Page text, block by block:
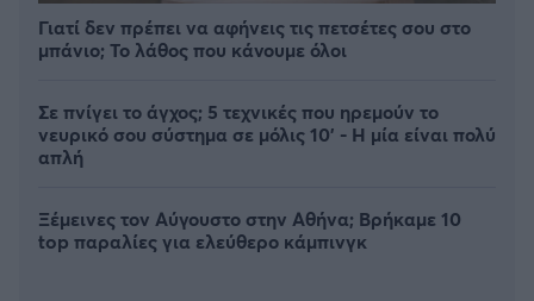
Γιατί δεν πρέπει να αφήνεις τις πετσέτες σου στο
μπάνιο; Το λάθος που κάνουμε όλοι
Σε πνίγει το άγχος; 5 τεχνικές που ηρεμούν το
νευρικό σου σύστημα σε μόλις 10' - Η μία είναι πολύ
απλή
Ξέμεινες τον Αύγουστο στην Αθήνα; Βρήκαμε 10
top παραλίες για ελεύθερο κάμπινγκ